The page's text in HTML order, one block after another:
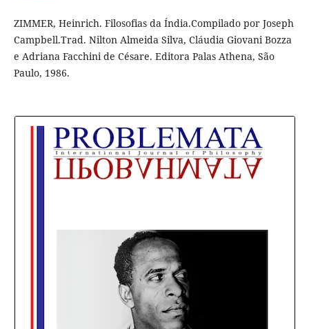
ZIMMER, Heinrich. Filosofias da Índia.Compilado por Joseph
Campbell.Trad. Nilton Almeida Silva, Cláudia Giovani Bozza
e Adriana Facchini de Césare. Editora Palas Athena, São
Paulo, 1986.